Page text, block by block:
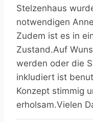
Stelzenhaus
notwendigen
Zudem ist es in
Zustand.Auf
werden oder die
inkludiert ist
Konzept stimmig
erholsam.Vielen